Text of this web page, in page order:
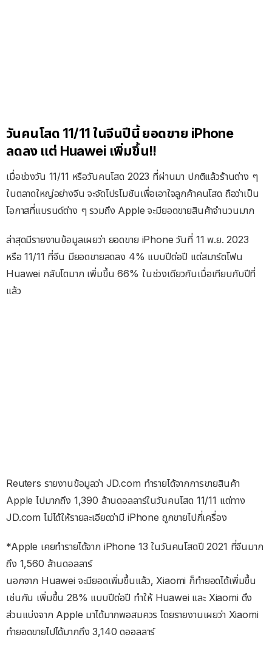
วันคนโสด 11/11 ในจีนปีนี้ ยอดขาย iPhone
ลดลง แต่ Huawei เพิ่มขึ้น!!
เมื่อช่วงวัน 11/11 หรือวันคนโสด 2023 ที่ผ่านมา ปกติแล้วร้านต่าง ๆ
ในตลาดใหญ่อย่างจีน จะจัดโปรโมชันเพื่อเอาใจลูกค้าคนโสด ถือว่าเป็น
โอกาสที่แบรนด์ต่าง ๆ รวมถึง Apple จะมียอดขายสินค้าจำนวนมาก
ล่าสุดมีรายงานข้อมูลเผยว่า ยอดขาย iPhone วันที่ 11 พ.ย. 2023
หรือ 11/11 ที่จีน มียอดขายลดลง 4% แบบปีต่อปี แต่สมาร์ตโฟน
Huawei กลับโตมาก เพิ่มขึ้น 66% ในช่วงเดียวกันเมื่อเทียบกับปีที่
แล้ว
Reuters รายงานข้อมูลว่า JD.com ทำรายได้จากการขายสินค้า
Apple ไปมากถึง 1,390 ล้านดอลลาร์ในวันคนโสด 11/11 แต่ทาง
JD.com ไม่ได้ให้รายละเอียดว่ามี iPhone ถูกขายไปกี่เครื่อง
*Apple เคยทำรายได้จาก iPhone 13 ในวันคนโสดปี 2021 ที่จีนมาก
ถึง 1,560 ล้านดอลลาร์
นอกจาก Huawei จะมียอดเพิ่มขึ้นแล้ว, Xiaomi ก็ทำยอดได้เพิ่มขึ้น
เช่นกัน เพิ่มขึ้น 28% แบบปีต่อปี ทำให้ Huawei และ Xiaomi ดึง
ส่วนแบ่งจาก Apple มาได้มากพอสมควร โดยรายงานเผยว่า Xiaomi
ทำยอดขายไปได้มากถึง 3,140 ดออลลาร์